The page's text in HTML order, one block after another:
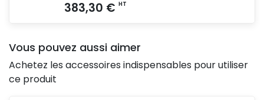
Vous pouvez aussi aimer
Achetez les accessoires indispensables pour utiliser
ce produit